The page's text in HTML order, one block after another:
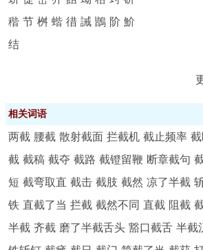
稭 节 桝 蝔 徣 誡 鶛 阶 魪
结
相关词语
两截 腰截 散射截面 拦截机 截止频率
截 截稿 截夺 截路 截镫留鞭 断章截句
短 截弯取直 截击 截肢 截然 凉了半截
铁 直截了当 拦截 截然不同 直截 阻截
半截 齐截 磨了半截舌头 豁口截舌 半截